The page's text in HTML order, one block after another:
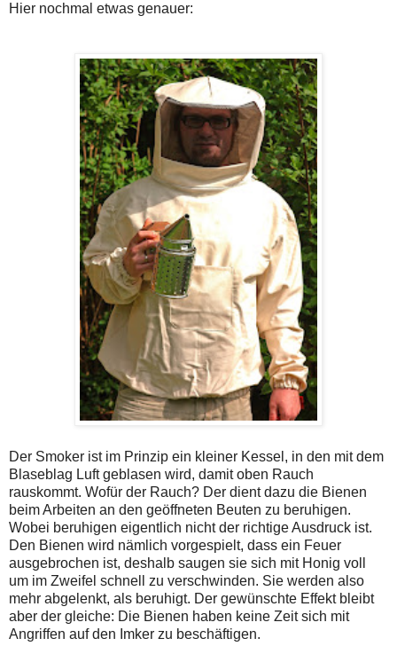
Hier nochmal etwas genauer:
Der Smoker ist im Prinzip ein kleiner Kessel, in den mit dem
Blaseblag Luft geblasen wird, damit oben Rauch
rauskommt. Wofür der Rauch? Der dient dazu die Bienen
beim Arbeiten an den geöffneten Beuten zu beruhigen.
Wobei beruhigen eigentlich nicht der richtige Ausdruck ist.
Den Bienen wird nämlich vorgespielt, dass ein Feuer
ausgebrochen ist, deshalb saugen sie sich mit Honig voll
um im Zweifel schnell zu verschwinden. Sie werden also
mehr abgelenkt, als beruhigt. Der gewünschte Effekt bleibt
aber der gleiche: Die Bienen haben keine Zeit sich mit
Angriffen auf den Imker zu beschäftigen.